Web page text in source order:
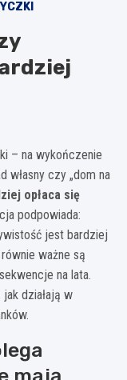
– na wykończenie
własny czy „dom na
opłaca się
podpowiada:
jest bardziej
ważne są
na lata.
działają w